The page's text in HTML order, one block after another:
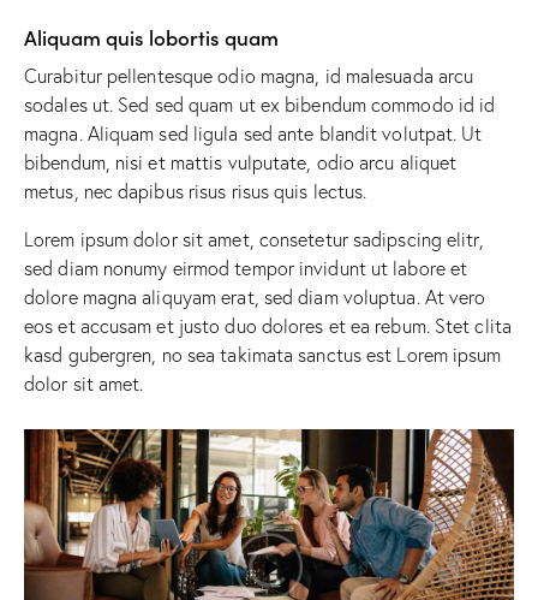
Aliquam quis lobortis quam
Curabitur pellentesque odio magna, id malesuada arcu
sodales ut. Sed sed quam ut ex bibendum commodo id id
magna. Aliquam sed ligula sed ante blandit volutpat. Ut
bibendum, nisi et mattis vulputate, odio arcu aliquet
metus, nec dapibus risus risus quis lectus.
Lorem ipsum dolor sit amet, consetetur sadipscing elitr,
sed diam nonumy eirmod tempor invidunt ut labore et
dolore magna aliquyam erat, sed diam voluptua. At vero
eos et accusam et justo duo dolores et ea rebum. Stet clita
kasd gubergren, no sea takimata sanctus est Lorem ipsum
dolor sit amet.